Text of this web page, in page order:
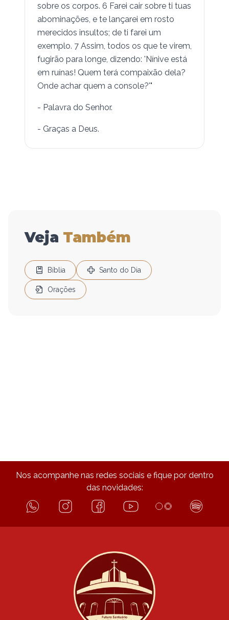
sobre os corpos. 6 Farei cair sobre ti tuas
abominações, e te lançarei em rosto
merecidos insultos; de ti farei um
exemplo. 7 Assim, todos os que te virem,
fugirão para longe, dizendo: 'Nínive está
em ruínas! Quem terá compaixão dela?
Onde achar quem a console?'"
- Palavra do Senhor.
- Graças a Deus.
Veja Também
Bíblia Santo do Dia
Orações
Nos acompanhe nas redes sociais e fique por dentro
das novidades: